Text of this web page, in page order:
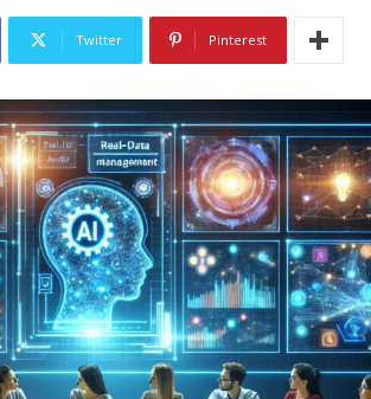
Twitter Pinterest